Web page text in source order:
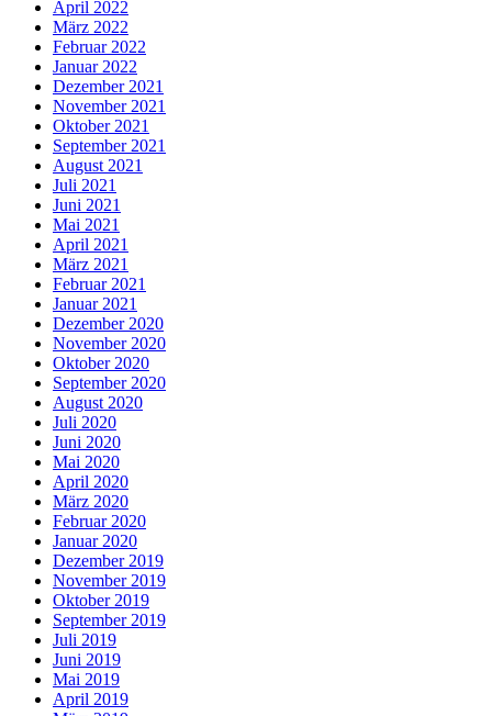
April 2022
März 2022
Februar 2022
Januar 2022
Dezember 2021
November 2021
Oktober 2021
September 2021
August 2021
Juli 2021
Juni 2021
Mai 2021
April 2021
März 2021
Februar 2021
Januar 2021
Dezember 2020
November 2020
Oktober 2020
September 2020
August 2020
Juli 2020
Juni 2020
Mai 2020
April 2020
März 2020
Februar 2020
Januar 2020
Dezember 2019
November 2019
Oktober 2019
September 2019
Juli 2019
Juni 2019
Mai 2019
April 2019